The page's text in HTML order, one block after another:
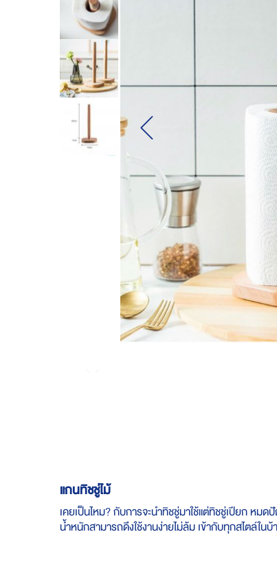
images
gallery
gallery
แกนทิชชู่ไม้
เคยเป็นไหม? กับการจะนำทิชชู่มาใช้แต่ทิชชู่เปียก หม
น้ำหนักสามารถดึงใช้งานง่ายไม่ล้ม เข้ากับทุกสไตล์ในบ้